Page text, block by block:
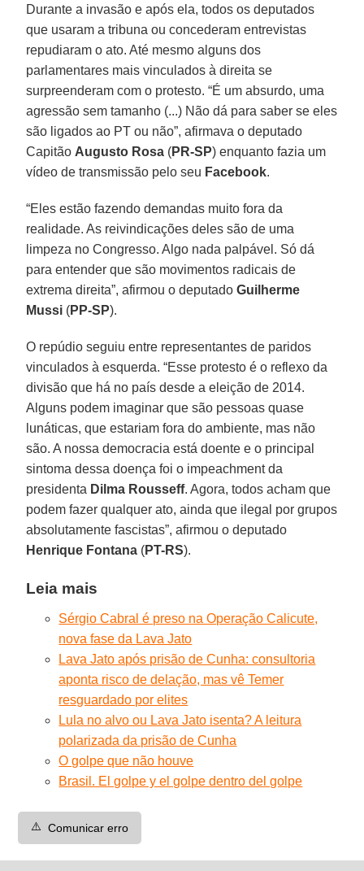
Durante a invasão e após ela, todos os deputados
que usaram a tribuna ou concederam entrevistas
repudiaram o ato. Até mesmo alguns dos
parlamentares mais vinculados à direita se
surpreenderam com o protesto. “É um absurdo, uma
agressão sem tamanho (...) Não dá para saber se eles
são ligados ao PT ou não”, afirmava o deputado
Capitão Augusto Rosa (PR-SP) enquanto fazia um
vídeo de transmissão pelo seu Facebook.
“Eles estão fazendo demandas muito fora da
realidade. As reivindicações deles são de uma
limpeza no Congresso. Algo nada palpável. Só dá
para entender que são movimentos radicais de
extrema direita”, afirmou o deputadoGuilherme
Mussi (PP-SP).
O repúdio seguiu entre representantes de paridos
vinculados à esquerda. “Esse protesto é o reflexo da
divisão que há no país desde a eleição de 2014.
Alguns podem imaginar que são pessoas quase
lunáticas, que estariam fora do ambiente, mas não
são. A nossa democracia está doente e o principal
sintoma dessa doença foi o impeachment da
presidenta Dilma Rousseff. Agora, todos acham que
podem fazer qualquer ato, ainda que ilegal por grupos
absolutamente fascistas”, afirmou o deputado
Henrique Fontana (PT-RS).
Leia mais
Sérgio Cabral é preso na Operação Calicute,
nova fase da Lava Jato
Lava Jato após prisão de Cunha: consultoria
aponta risco de delação, mas vê Temer
resguardado por elites
Lula no alvo ou Lava Jato isenta? A leitura
polarizada da prisão de Cunha
O golpe que não houve
Brasil. El golpe y el golpe dentro del golpe
⚠️ Comunicar erro